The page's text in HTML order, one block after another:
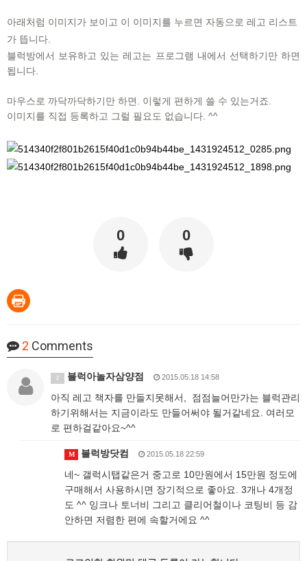
아래처럼 이미지가 보이고 이 이미지를 누르면 자동으로 레고 리스트
가 뜹니다.
블럭방에서 보유하고 있는 레고는 프로그램 내에서 선택하기만 하면
됩니다.
마우스로 까닥까닥하기만 하면. 이렇게 편하게 쓸 수 있는거죠.
이미지를 직접 등록하고 그럴 필요도 없습니다. ^^
0 0
2 Comments
2 블럭아놀자삼양점 2015.05.18 14:58
아직 레고 책자를 만들지못해서, 점점늘어만가는 블럭관리
하기위해서는 지금이라도 만들어써야 될거같네요. 여러모
로 편하걸같아요~^^
M 블럭방닷컴 2015.05.18 22:59
네~ 갤럭시탭같은거 중고로 10만원에서 15만원 정도에
구매해서 사용하시면 장기적으로 좋아요. 3개나 4개정
도 ^^ 잉크나 토너비 그리고 클리어철이나 코팅비 등 감
안하면 저렴한 편에 속할거에요 ^^